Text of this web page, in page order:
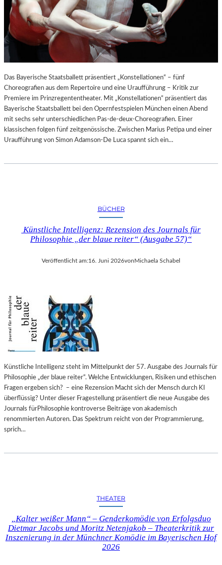
Das Bayerische Staatsballett präsentiert „Konstellationen“ – fünf
Choreografien aus dem Repertoire und eine Uraufführung – Kritik zur
Premiere im Prinzregententheater. Mit „Konstellationen“ präsentiert das
Bayerische Staatsballett bei den Opernfestspielen München einen Abend
mit sechs sehr unterschiedlichen Pas-de-deux-Choreografien. Einer
klassischen folgen fünf zeitgenössische. Zwischen Marius Petipa und einer
Uraufführung von Simon Adamson-De Luca spannt sich ein…
BÜCHER
Künstliche Intelligenz: Rezension des Journals für
Philosophie „der blaue reiter“ (Ausgabe 57)“
Veröffentlicht am:16. Juni 2026von Michaela Schabel
Künstliche Intelligenz steht im Mittelpunkt der 57. Ausgabe des Journals für
Philosophie „der blaue reiter“. Welche Entwicklungen, Risiken und ethischen
Fragen ergeben sich? – eine Rezension Macht sich der Mensch durch KI
überflüssig? Unter dieser Fragestellung präsentiert die neue Ausgabe des
Journals fürPhilosophie kontroverse Beiträge von akademisch
renommierten Autoren. Das Spektrum reicht von der Programmierung,
sprich…
THEATER
„Kalter weißer Mann“ – Genderkomödie von Erfolgsduo
Dietmar Jacobs und Moritz Netenjakob – Theaterkritik zur
Inszenierung in der Münchner Komödie im Bayerischen Hof
2026